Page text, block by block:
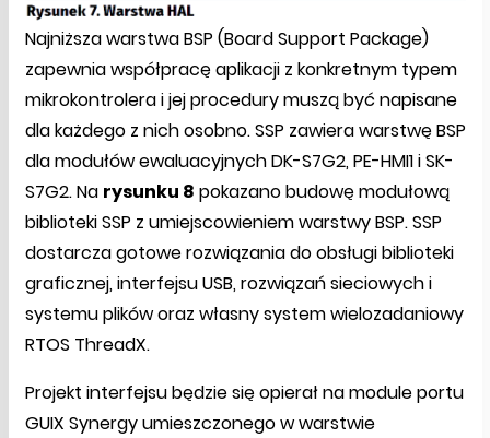
Najniższa warstwa BSP (Board Support Package)
zapewnia współpracę aplikacji z konkretnym typem
mikrokontrolera i jej procedury muszą być napisane
dla każdego z nich osobno. SSP zawiera warstwę BSP
dla modułów ewaluacyjnych DK-S7G2, PE-HMI1 i SK-
S7G2. Na rysunku 8 pokazano budowę modułową
biblioteki SSP z umiejscowieniem warstwy BSP. SSP
dostarcza gotowe rozwiązania do obsługi biblioteki
graficznej, interfejsu USB, rozwiązań sieciowych i
systemu plików oraz własny system wielozadaniowy
RTOS ThreadX.
Projekt interfejsu będzie się opierał na module portu
GUIX Synergy umieszczonego w warstwie